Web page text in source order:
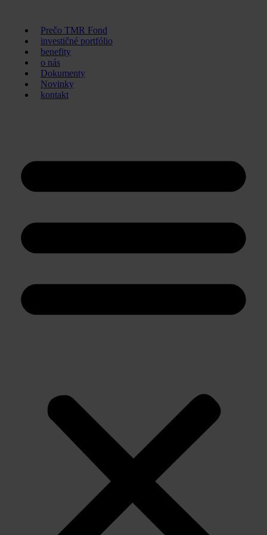
obsah
Prečo TMR Fond
investičné portfólio
benefity
o nás
Dokumenty
Novinky
kontakt